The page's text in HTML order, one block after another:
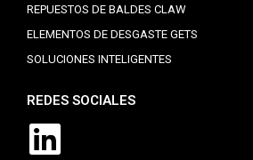
REPUESTOS DE BALDES CLAW
ELEMENTOS DE DESGASTE GETS
SOLUCIONES INTELIGENTES
REDES SOCIALES